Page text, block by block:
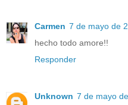
Carmen 7 de mayo de
hecho todo amore!!
Responder
Unknown 7 de mayo